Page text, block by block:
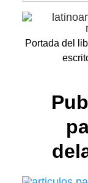
Portada del